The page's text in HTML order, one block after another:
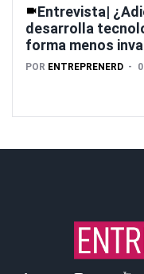
Entrevista|
desarrolla
forma menos
POR ENTREPRENERD